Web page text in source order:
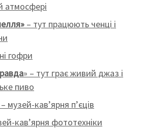
атмосфері
– тут працюють ченці і
гофри
» – тут грає живий джаз і
пиво
музей-кав’ярня п’єців
кав’ярня фототехніки